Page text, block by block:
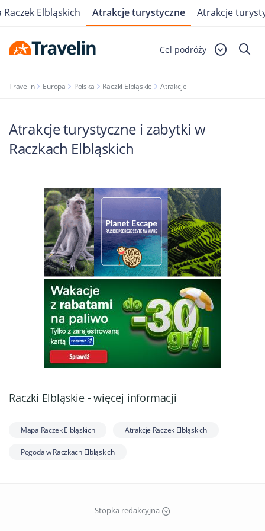
Cel podróży
Travelin Europa Polska Raczki Elbląskie Atrakcje
Raczek Elbląskich Atrakcje turystyczne Atrakcje
Atrakcje turystyczne i zabytki w
Raczkach Elbląskich
Raczki Elbląskie - więcej informacji
Mapa Raczek Elbląskich Atrakcje Raczek Elbląskich
Pogoda w Raczkach Elbląskich
Stopka redakcyjna